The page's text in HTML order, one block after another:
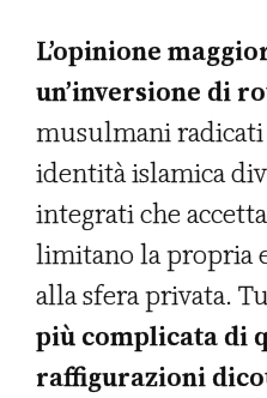
L’opinione
un’inversione di
musulmani
identità islamica
integrati che
limitano la propria
alla sfera privata.
più complicata di
raffigurazioni